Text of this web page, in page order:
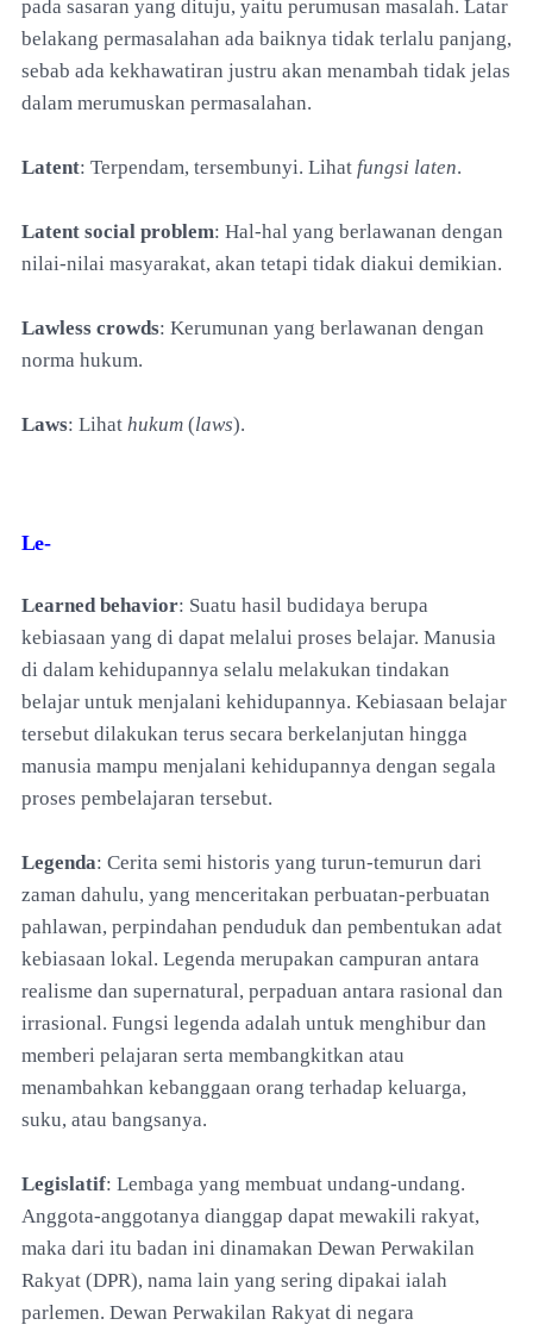
pada sasaran yang dituju, yaitu perumusan masalah. Latar
belakang permasalahan ada baiknya tidak terlalu panjang,
sebab ada kekhawatiran justru akan menambah tidak jelas
dalam merumuskan permasalahan.
Latent: Terpendam, tersembunyi. Lihat fungsi laten.
Latent social problem: Hal-hal yang berlawanan dengan
nilai-nilai masyarakat, akan tetapi tidak diakui demikian.
Lawless crowds: Kerumunan yang berlawanan dengan
norma hukum.
Laws: Lihat hukum (laws).
Le-
Learned behavior: Suatu hasil budidaya berupa
kebiasaan yang di dapat melalui proses belajar. Manusia
di dalam kehidupannya selalu melakukan tindakan
belajar untuk menjalani kehidupannya. Kebiasaan belajar
tersebut dilakukan terus secara berkelanjutan hingga
manusia mampu menjalani kehidupannya dengan segala
proses pembelajaran tersebut.
Legenda: Cerita semi historis yang turun-temurun dari
zaman dahulu, yang menceritakan perbuatan-perbuatan
pahlawan, perpindahan penduduk dan pembentukan adat
kebiasaan lokal. Legenda merupakan campuran antara
realisme dan supernatural, perpaduan antara rasional dan
irrasional. Fungsi legenda adalah untuk menghibur dan
memberi pelajaran serta membangkitkan atau
menambahkan kebanggaan orang terhadap keluarga,
suku, atau bangsanya.
Legislatif: Lembaga yang membuat undang-undang.
Anggota-anggotanya dianggap dapat mewakili rakyat,
maka dari itu badan ini dinamakan Dewan Perwakilan
Rakyat (DPR), nama lain yang sering dipakai ialah
parlemen. Dewan Perwakilan Rakyat di negara